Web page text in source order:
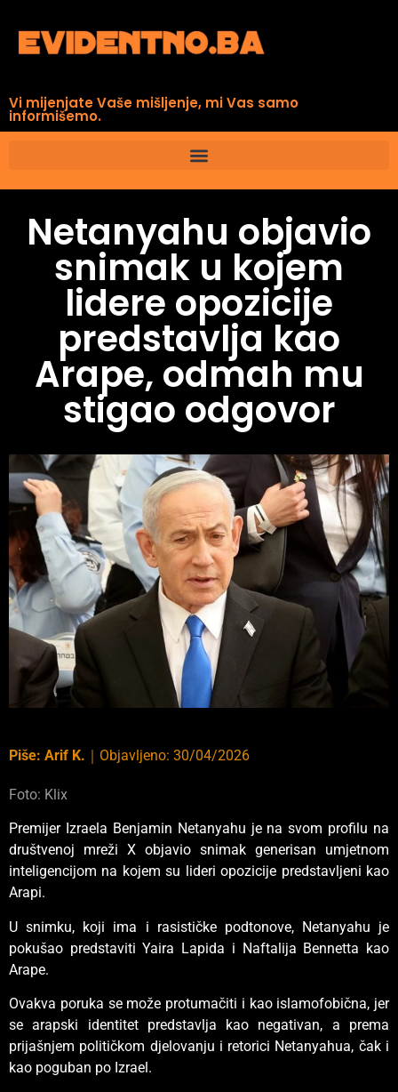
Vi mijenjate Vaše mišljenje, mi Vas samo
informišemo.
Netanyahu objavio
snimak u kojem
lidere opozicije
predstavlja kao
Arape, odmah mu
stigao odgovor
Piše: Arif K. ｜ Objavljeno: 30/04/2026
Foto: Klix
Premijer Izraela Benjamin Netanyahu je na svom profilu na
društvenoj mreži X objavio snimak generisan umjetnom
inteligencijom na kojem su lideri opozicije predstavljeni kao
Arapi.
U snimku, koji ima i rasističke podtonove, Netanyahu je
pokušao predstaviti Yaira Lapida i Naftalija Bennetta kao
Arape.
Ovakva poruka se može protumačiti i kao islamofobična, jer
se arapski identitet predstavlja kao negativan, a prema
prijašnjem političkom djelovanju i retorici Netanyahua, čak i
kao poguban po Izrael.